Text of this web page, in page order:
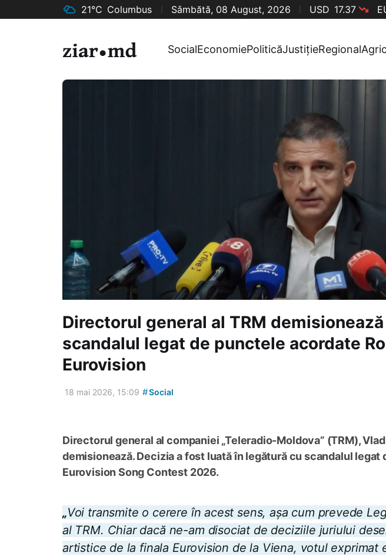
21°C Columbus Sâmbătă, 08 August, 2026 USD 17.37
SocialEconomiePoliticăJustițieRegional
Directorul general al TRM
scandalul legat de punctele acordate
Eurovision
18 mai 2026, 15:09 #Social
Directorul general al companiei „Teleradio-Moldova” (TRM),
demisionează. Decizia a fost luată în legătură cu scandalul
Eurovision Song Contest 2026.
„Voi transmite o cerere în acest sens, așa cum prevede
al TRM. Chiar dacă ne-am disociat de deciziile juriului
artistice de la finala Eurovision de la Viena, votul exprimat